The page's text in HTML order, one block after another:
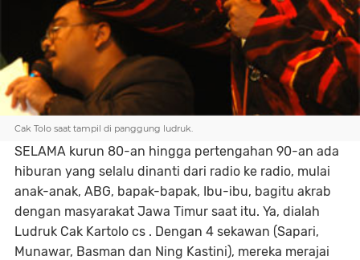
Cak Tolo saat tampil di panggung ludruk.
SELAMA kurun 80-an hingga pertengahan 90-an ada
hiburan yang selalu dinanti dari radio ke radio, mulai
anak-anak, ABG, bapak-bapak, Ibu-ibu, bagitu akrab
dengan masyarakat Jawa Timur saat itu. Ya, dialah
Ludruk Cak Kartolo cs . Dengan 4 sekawan (Sapari,
Munawar, Basman dan Ning Kastini), mereka merajai